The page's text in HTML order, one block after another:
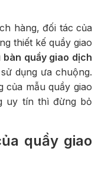
hàng, đối tác của
thiết kế quầy giao
bàn quầy giao dịch
dụng ưa chuộng.
của mẫu quầy giao
uy tín thì đừng bỏ
quầy giao